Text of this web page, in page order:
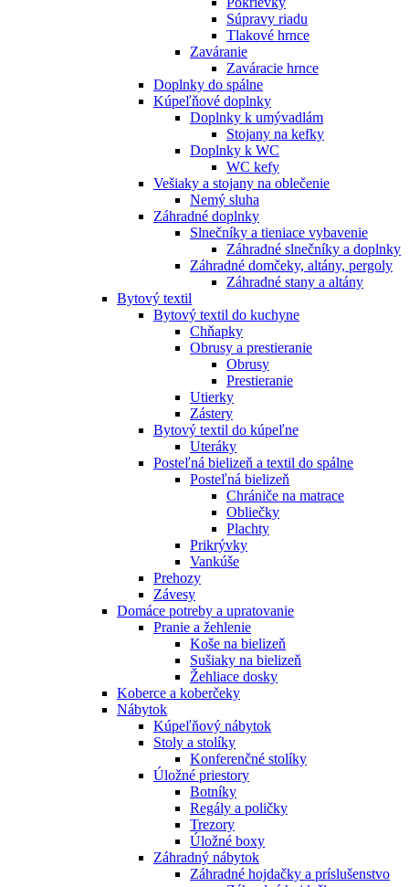
Súpravy riadu
Tlakové hrnce
Zaváranie
Zaváracie hrnce
Doplnky do spálne
Kúpeľňové doplnky
Doplnky k umývadlám
Stojany na kefky
Doplnky k WC
WC kefy
Vešiaky a stojany na oblečenie
Nemý sluha
Záhradné doplnky
Slnečníky a tieniace vybavenie
Záhradné slnečníky a doplnky
Záhradné domčeky, altány, pergoly
Záhradné stany a altány
Bytový textil
Bytový textil do kuchyne
Chňapky
Obrusy a prestieranie
Obrusy
Prestieranie
Utierky
Zástery
Bytový textil do kúpeľne
Uteráky
Posteľná bielizeň a textil do spálne
Posteľná bielizeň
Chrániče na matrace
Obliečky
Plachty
Prikrývky
Vankúše
Prehozy
Závesy
Domáce potreby a upratovanie
Pranie a žehlenie
Koše na bielizeň
Sušiaky na bielizeň
Žehliace dosky
Koberce a koberčeky
Nábytok
Kúpeľňový nábytok
Stoly a stolíky
Konferenčné stolíky
Úložné priestory
Botníky
Regály a poličky
Trezory
Úložné boxy
Záhradný nábytok
Záhradné hojdačky a príslušenstvo